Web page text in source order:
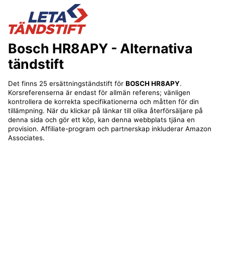
Bosch HR8APY- Alternativa
tändstift
Det finns 25 ersättningständstift för BOSCH HR8APY.
Korsreferenserna är endast för allmän referens; vänligen
kontrollera de korrekta specifikationerna och måtten för din
tillämpning. När du klickar på länkar till olika återförsäljare på
denna sida och gör ett köp, kan denna webbplats tjäna en
provision. Affiliate-program och partnerskap inkluderar Amazon
Associates.